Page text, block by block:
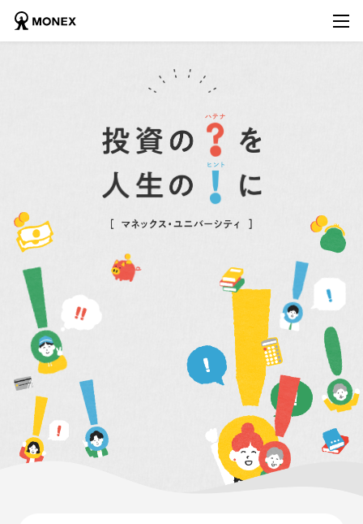
マネユニ・アカデミー
マネクリ